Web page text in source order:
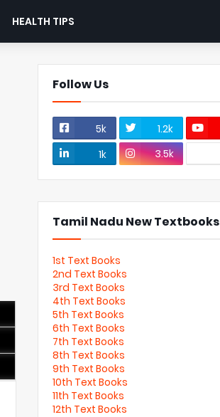
HEALTH TIPS
Follow Us
5k 1.2k
1k
3.5k
Tamil Nadu New Textbooks
1st Text Books
2nd Text Books
3rd Text Books
4th Text Books
5th Text Books
6th Text Books
7th Text Books
8th Text Books
9th Text Books
10th Text Books
11th Text Books
12th Text Books